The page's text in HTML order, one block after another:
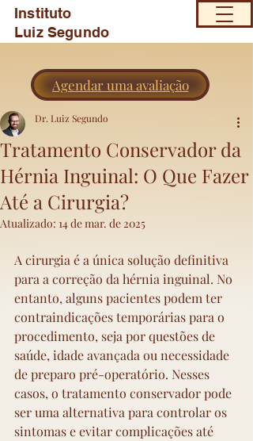
Instituto
Luiz Segundo
Agendar uma avaliação
Tratamento Conservador da
Hérnia Inguinal: O Que Fazer
Até a Cirurgia?
Dr. Luiz Segundo
Atualizado: 14 de mar. de 2025
A cirurgia é a única solução definitiva
para a correção da hérnia inguinal. No
entanto, alguns pacientes podem ter
contraindicações temporárias para o
procedimento, seja por questões de
saúde, idade avançada ou necessidade
de preparo pré-operatório. Nesses
casos, o tratamento conservador pode
ser uma alternativa para controlar os
sintomas e evitar complicações até